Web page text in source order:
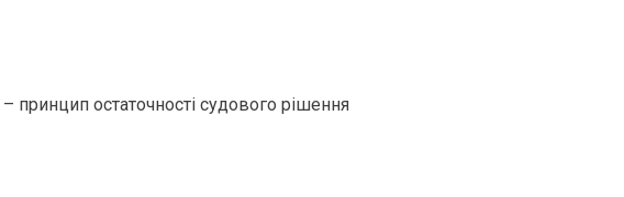
остаточності судового рішення